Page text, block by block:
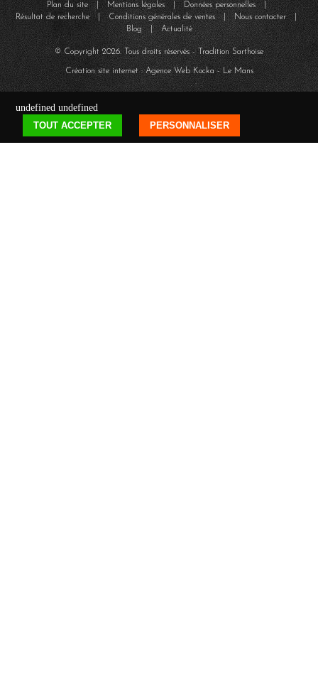
Plan du site| Mentions légales| Données personnelles|
Résultat de recherche| Conditions générales de ventes | Nous contacter|
Blog| Actualité
© Copyright2026. Tous droits réservés - Tradition Sarthoise
Création site internet : Agence WebKocka- Le Mans
undefined undefined
TOUT ACCEPTER
PERSONNALISER